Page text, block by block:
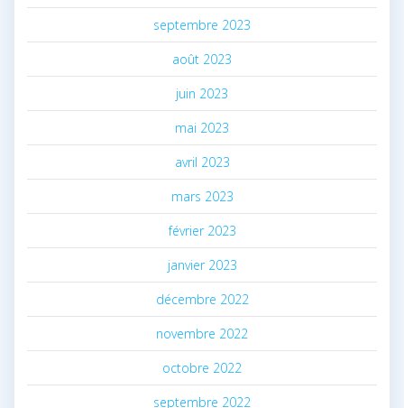
septembre 2023
août 2023
juin 2023
mai 2023
avril 2023
mars 2023
février 2023
janvier 2023
décembre 2022
novembre 2022
octobre 2022
septembre 2022